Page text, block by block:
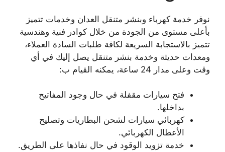
نوفر خدمة كهرباء وبنشر متنقل العدان وخدمات تتميز
بأعلى مستوى من الجودة من خلال كوادر فنية وهندسية
تتميز بالاستجابة السريعة لكافة طلبات السادة العملاء،
ومعدات حديثة وخدمة بنشر متنقل يصل إليك في أي
وقت وعلى مدار 24 ساعة، يمكنه القيام ب:
فتح سيارات مقفلة في حال وجود المفاتيح
بداخلها.
كهربائي سيارات لشحن البطاريات وتصليح
الأعطال الكهربائي.
خدمة تزويد الوقود في حال نفاذها على الطريق.